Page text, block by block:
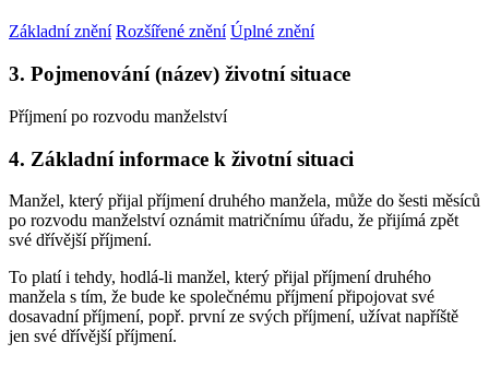
Základní znění Rozšířené znění Úplné znění
3. Pojmenování (název) životní situace
Příjmení po rozvodu manželství
4. Základní informace k životní situaci
Manžel, který přijal příjmení druhého manžela, může do šesti měsíců
po rozvodu manželství oznámit matričnímu úřadu, že přijímá zpět
své dřívější příjmení.
To platí i tehdy, hodlá-li manžel, který přijal příjmení druhého
manžela s tím, že bude ke společnému příjmení připojovat své
dosavadní příjmení, popř. první ze svých příjmení, užívat napříště
jen své dřívější příjmení.